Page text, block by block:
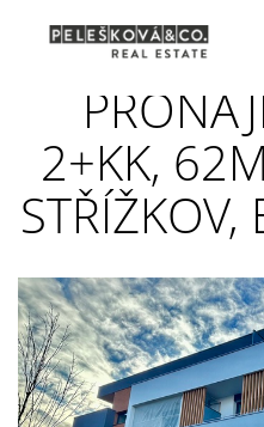
2+KK,
STŘÍŽKOV,